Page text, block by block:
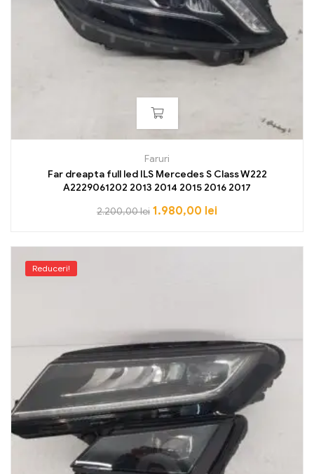
Faruri
Far dreapta full led ILS Mercedes S Class W222
A2229061202 2013 2014 2015 2016 2017
2.200,00lei 1.980,00 lei
Reduceri!